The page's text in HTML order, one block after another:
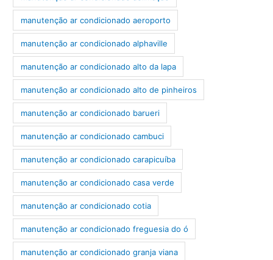
manutenção ar condicionado aeroporto
manutenção ar condicionado alphaville
manutenção ar condicionado alto da lapa
manutenção ar condicionado alto de pinheiros
manutenção ar condicionado barueri
manutenção ar condicionado cambuci
manutenção ar condicionado carapicuíba
manutenção ar condicionado casa verde
manutenção ar condicionado cotia
manutenção ar condicionado freguesia do ó
manutenção ar condicionado granja viana